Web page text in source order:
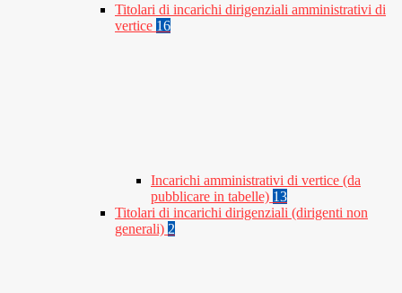
Titolari di incarichi dirigenziali amministrativi di
vertice 16
Incarichi amministrativi di vertice (da
pubblicare in tabelle) 13
Titolari di incarichi dirigenziali (dirigenti non
generali) 2